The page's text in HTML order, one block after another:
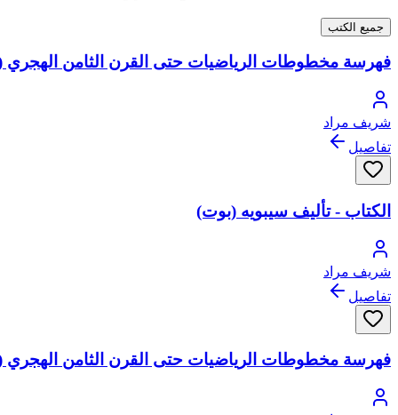
جميع الكتب
فهرسة مخطوطات الرياضيات حتى القرن الثامن الهجري
شريف مراد
تفاصيل
الكتاب - تأليف سيبويه (بوت)
شريف مراد
تفاصيل
فهرسة مخطوطات الرياضيات حتى القرن الثامن الهجري